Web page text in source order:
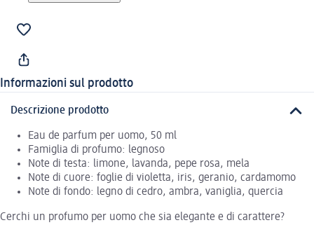
Informazioni sul prodotto
Descrizione prodotto
Eau de parfum per uomo, 50 ml
Famiglia di profumo: legnoso
Note di testa: limone, lavanda, pepe rosa, mela
Note di cuore: foglie di violetta, iris, geranio, cardamomo
Note di fondo: legno di cedro, ambra, vaniglia, quercia
Cerchi un profumo per uomo che sia elegante e di carattere?